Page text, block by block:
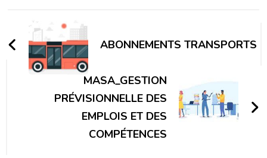
Navigation
d'article
ABONNEMENTS TRANSPORTS
MASA_GESTION
PRÉVISIONNELLE DES
EMPLOIS ET DES
COMPÉTENCES